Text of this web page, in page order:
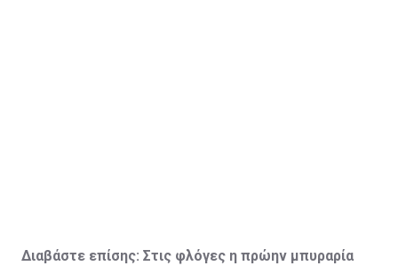
Διαβάστε επίσης: Στις φλόγες η πρώην μπυραρία